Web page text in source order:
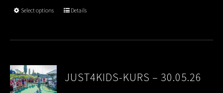
Select options Details
JUST4KIDS-KURS – 30.05.26